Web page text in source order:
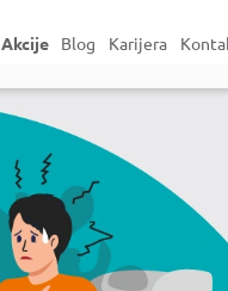
Akcije Blog Karijera